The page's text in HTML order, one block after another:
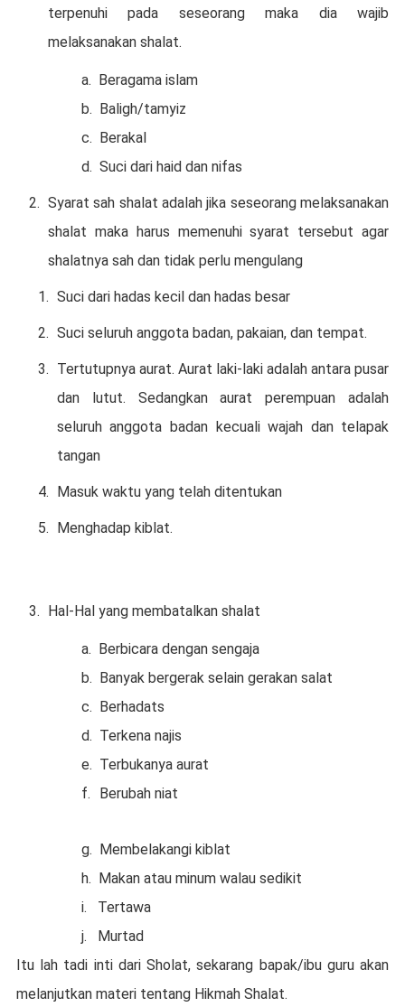
terpenuhi pada seseorang maka dia wajib
melaksanakan shalat.
a.
Beragama islam
b.
Baligh/tamyiz
c.
Berakal
d. Suci dari haid dan nifas
Syarat sah shalat adalah jika seseorang melaksanakan
shalat maka harus memenuhi syarat tersebut agar
shalatnya sah dan tidak perlu mengulang
Suci dari hadas kecil dan hadas besar
Suci seluruh anggota badan, pakaian, dan tempat.
Tertutupnya aurat. Aurat laki-laki adalah antara pusar
dan lutut. Sedangkan aurat perempuan adalah
seluruh anggota badan kecuali wajah dan telapak
tangan
Masuk waktu yang telah ditentukan
Menghadap kiblat.
Hal-Hal yang membatalkan shalat
a.
Berbicara dengan sengaja
b.
Banyak bergerak selain gerakan salat
c.
Berhadats
d. Terkena najis
e. Terbukanya aurat
f.
Berubah niat
g.
Membelakangi kiblat
h.
Makan atau minum walau sedikit
i.
Tertawa
j.
Murtad
Itu lah tadi inti dari Sholat, sekarang bapak/ibu guru akan
melanjutkan materi tentang Hikmah Shalat.